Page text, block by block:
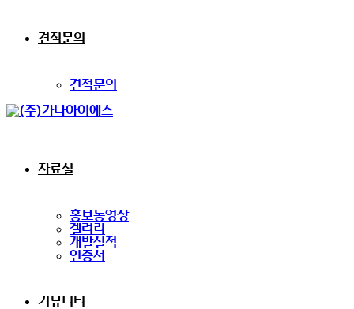
견적문의
견적문의
자료실
홍보동영상
겔러리
개발실적
인증서
커뮤니티